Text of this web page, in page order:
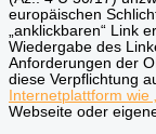
europäischen
„anklickbaren“ Link
Wiedergabe des
Anforderungen der
diese Verpflichtung
Internetplattform wie
Webseite oder